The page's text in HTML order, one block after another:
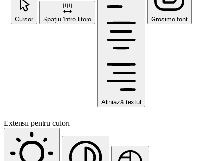
Cursor Spațiu între litere
Aliniază textul
Grosime font
Extensii pentru culori